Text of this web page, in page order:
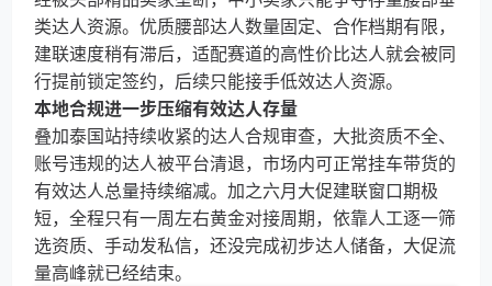
类达人资源。优质腰部达人数量固定、合作档期有限，
建联速度稍有滞后，适配赛道的高性价比达人就会被同
行提前锁定签约，后续只能接手低效达人资源。
本地合规进一步压缩有效达人存量
叠加泰国站持续收紧的达人合规审查，大批资质不全、
账号违规的达人被平台清退，市场内可正常挂车带货的
有效达人总量持续缩减。加之六月大促建联窗口期极
短，全程只有一周左右黄金对接周期，依靠人工逐一筛
选资质、手动发私信，还没完成初步达人储备，大促流
量高峰就已经结束。